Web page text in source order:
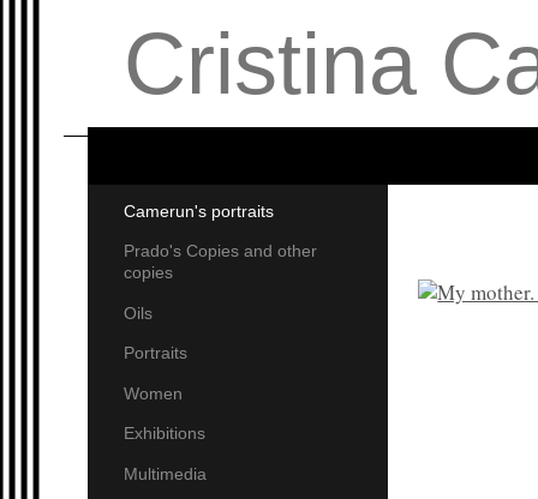
Cristina
Camerun's portraits
Prado's Copies and other
copies
Oils
Portraits
Women
Exhibitions
Multimedia